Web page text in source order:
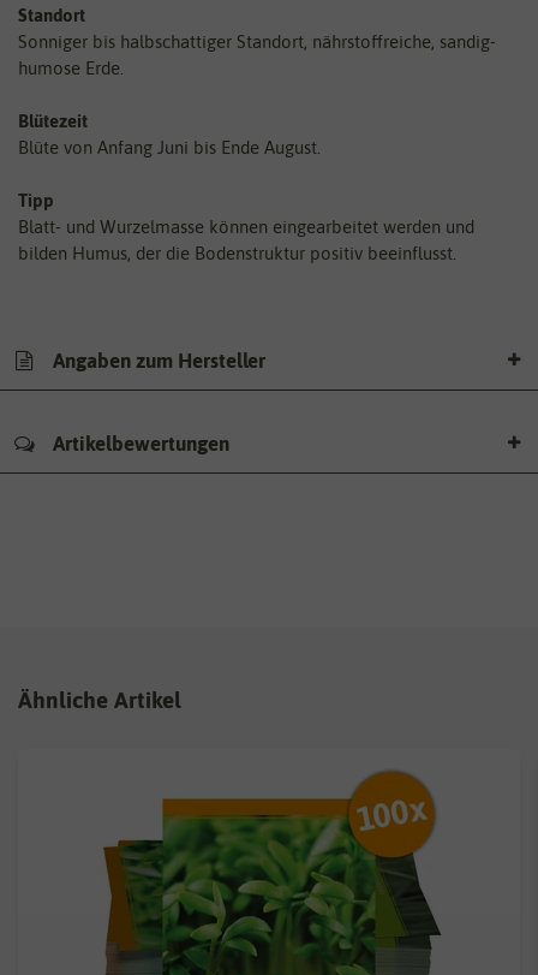
Standort
Sonniger bis halbschattiger Standort, nährstoffreiche, sandig-
humose Erde.
Blütezeit
Blüte von Anfang Juni bis Ende August.
Tipp
Blatt- und Wurzelmasse können eingearbeitet werden und
bilden Humus, der die Bodenstruktur positiv beeinflusst.
Angaben zum Hersteller
Artikelbewertungen
Ähnliche Artikel